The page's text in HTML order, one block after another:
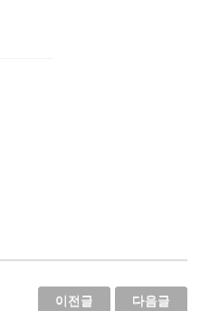
이전글 다음글